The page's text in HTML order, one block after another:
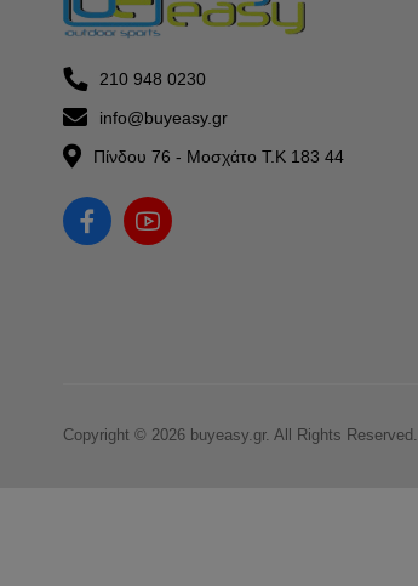
210 948 0230
info@buyeasy.gr
Πίνδου 76 - Μοσχάτο Τ.Κ 183 44
Copyright © 2026 buyeasy.gr. All Rights Reserved.